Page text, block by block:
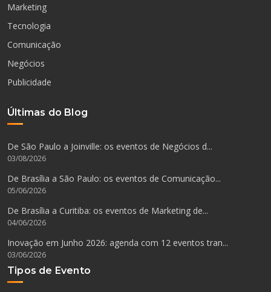
Marketing
Tecnologia
Comunicação
Negócios
Publicidade
Últimas do Blog
De São Paulo a Joinville: os eventos de Negócios d...
03/08/2026
De Brasília a São Paulo: os eventos de Comunicação...
05/06/2026
De Brasília a Curitiba: os eventos de Marketing de...
04/06/2026
Inovação em Junho 2026: agenda com 12 eventos tran...
03/06/2026
Tipos de Evento